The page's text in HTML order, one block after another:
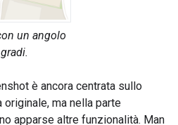
un angolo
è ancora centrata sullo
ma nella parte
apparse altre funzionalità. Man